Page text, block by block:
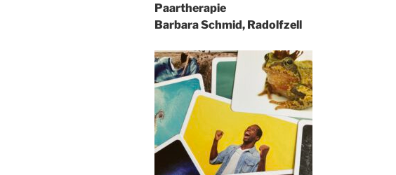
Paartherapie
Barbara Schmid, Radolfzell